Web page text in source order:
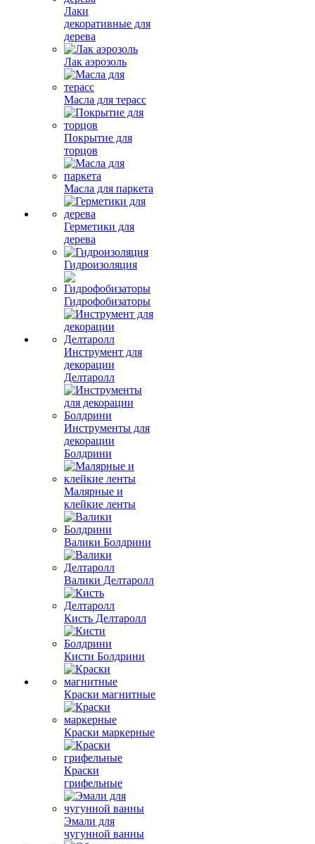
Лаки
декоративные для
дерева
Лак аэрозоль
Масла для терасс
Покрытие для
торцов
Масла для паркета
Герметики для
дерева
Гидроизоляция
Гидрофобизаторы
Инструмент для
декорации
Делтаролл
Инструменты для
декорации
Болдрини
Малярные и
клейкие ленты
Валики Болдрини
Валики Делтаролл
Кисть Делтаролл
Кисти Болдрини
Краски магнитные
Краски маркерные
Краски
грифельные
Эмали для
чугунной ванны